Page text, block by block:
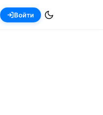
Войти